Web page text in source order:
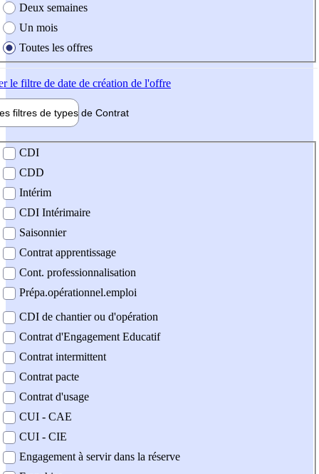
Deux semaines
Un mois
Toutes les offres
le filtre de date de création de l'offre
filtres de types de Contrat
contrat
CDI
CDD
Intérim
CDI Intérimaire
Saisonnier
Contrat apprentissage
Cont. professionnalisation
Prépa.opérationnel.emploi
CDI de chantier ou d'opération
Contrat d'Engagement Educatif
Contrat intermittent
Contrat pacte
Contrat d'usage
CUI - CAE
CUI - CIE
Engagement à servir dans la réserve